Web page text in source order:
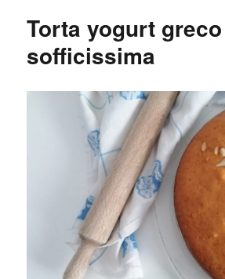
Torta yogurt
sofficissima